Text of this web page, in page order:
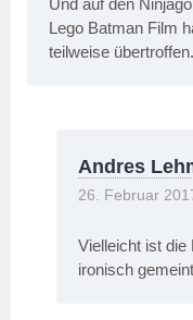
Lego Batman Film
teilweise
Andres
26. Februar
Vielleicht ist
ironisch